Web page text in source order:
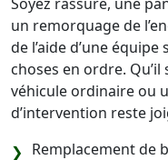
un remorquage de
de l’aide d’une
choses en ordre. Qu’il
véhicule ordinaire ou
d’intervention reste
Remplacement de